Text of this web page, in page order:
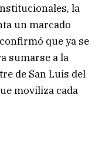
la
un marcado
que ya se
sumarse a la
de San Luis del
moviliza cada